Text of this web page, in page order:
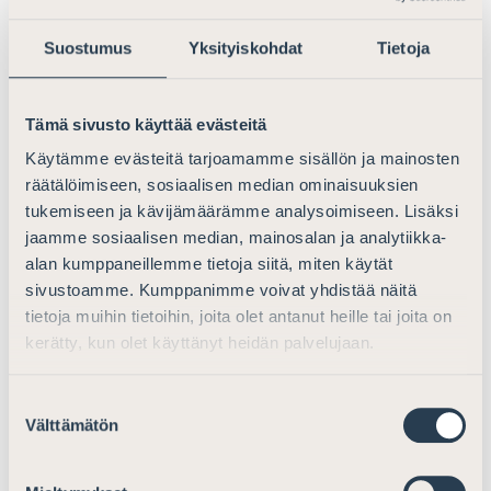
Suostumus Yksityiskohdat Tietoja
Tämä sivusto käyttää evästeitä
Käytämme evästeitä tarjoamamme sisällön ja mainosten
räätälöimiseen, sosiaalisen median ominaisuuksien
tukemiseen ja kävijämäärämme analysoimiseen. Lisäksi
jaamme sosiaalisen median, mainosalan ja analytiikka-
alan kumppaneillemme tietoja siitä, miten käytät
sivustoamme. Kumppanimme voivat yhdistää näitä
tietoja muihin tietoihin, joita olet antanut heille tai joita on
kerätty, kun olet käyttänyt heidän palvelujaan.
valinta
Välttämätön
lisätty sanat ”osakepääomaa korotettaessa”.
tulkittavissa, että osakkeen uusmerkintä ilman
kategorisesti katsottava arvopaperin verolliseksi
luovutukseksi varainsiirtoverolain tarkoittamalla tavalla.
Vakiintuneen verotuskäytännön mukaan osakkeen
uusmerkintää ei ole katsottu arvopaperin verolliseksi
luovutukseksi riippumatta siitä, onko tähän liittyen
korotettu yhtiön osakepääomaa vai ei. Asianajajaliitto ei
ole tietoinen lainsäädäntömuutoksista tai
varainsiirtoveronalaisuutta olisi laajennettu kattamaan
kaikki ne tilanteet, joissa yhtiön osakepääomaa ei